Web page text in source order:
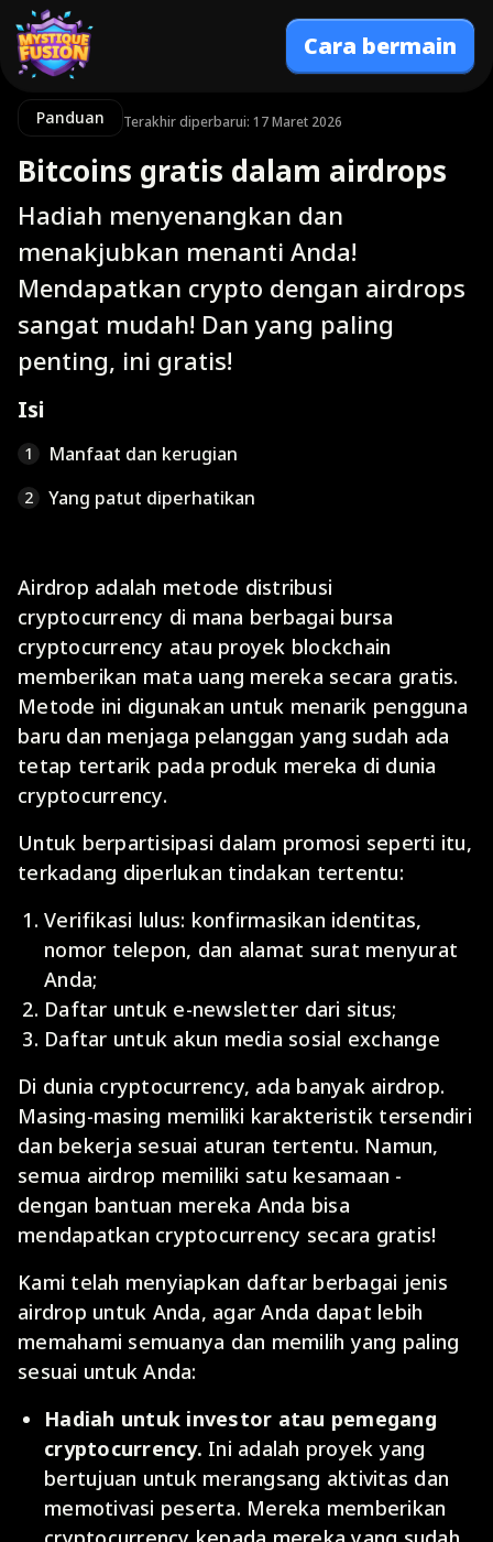
Cara bermain
Panduan Terakhir diperbarui: 17 Maret 2026
Bitcoins gratis dalam airdrops
Hadiah menyenangkan dan
menakjubkan menanti Anda!
Mendapatkan crypto dengan airdrops
sangat mudah! Dan yang paling
penting, ini gratis!
Isi
1 Manfaat dan kerugian
2 Yang patut diperhatikan
Airdrop adalah metode distribusi
cryptocurrency di mana berbagai bursa
cryptocurrency atau proyek blockchain
memberikan mata uang mereka secara gratis.
Metode ini digunakan untuk menarik pengguna
baru dan menjaga pelanggan yang sudah ada
tetap tertarik pada produk mereka di dunia
cryptocurrency.
Untuk berpartisipasi dalam promosi seperti itu,
terkadang diperlukan tindakan tertentu:
Verifikasi lulus: konfirmasikan identitas,
nomor telepon, dan alamat surat menyurat
Anda;
Daftar untuk e-newsletter dari situs;
Daftar untuk akun media sosial exchange
Di dunia cryptocurrency, ada banyak airdrop.
Masing-masing memiliki karakteristik tersendiri
dan bekerja sesuai aturan tertentu. Namun,
semua airdrop memiliki satu kesamaan -
dengan bantuan mereka Anda bisa
mendapatkan cryptocurrency secara gratis!
Kami telah menyiapkan daftar berbagai jenis
airdrop untuk Anda, agar Anda dapat lebih
memahami semuanya dan memilih yang paling
sesuai untuk Anda:
Hadiah untuk investor atau pemegang
cryptocurrency. Ini adalah proyek yang
bertujuan untuk merangsang aktivitas dan
memotivasi peserta. Mereka memberikan